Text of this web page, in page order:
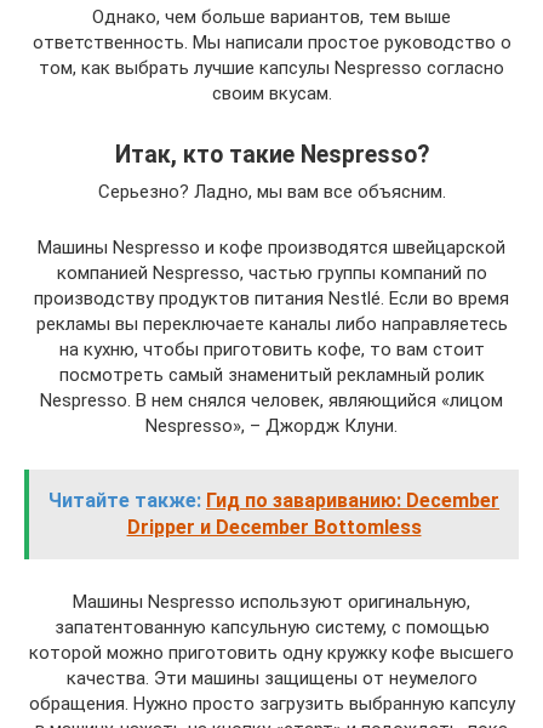
Однако, чем больше вариантов, тем выше
ответственность. Мы написали простое руководство о
том, как выбрать лучшие капсулы Nespresso согласно
своим вкусам.
Итак, кто такие Nespresso?
Серьезно? Ладно, мы вам все объясним.
Машины Nespresso и кофе производятся швейцарской
компанией Nespresso, частью группы компаний по
производству продуктов питания Nestlé. Если во время
рекламы вы переключаете каналы либо направляетесь
на кухню, чтобы приготовить кофе, то вам стоит
посмотреть самый знаменитый рекламный ролик
Nespresso. В нем снялся человек, являющийся «лицом
Nespresso», – Джордж Клуни.
Читайте также: Гид по завариванию: December
Dripper и December Bottomless
Машины Nespresso используют оригинальную,
запатентованную капсульную систему, с помощью
которой можно приготовить одну кружку кофе высшего
качества. Эти машины защищены от неумелого
обращения. Нужно просто загрузить выбранную капсулу